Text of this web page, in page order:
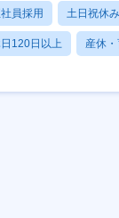
員採用 土日祝休み
120日以上 産休・